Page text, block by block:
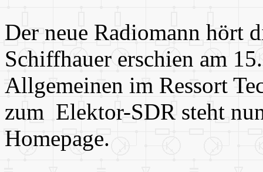
Der neue Radiomann
Schiffhauer erschien am
Allgemeinen im Ressort
zum Elektor-SDR steht
Homepage.